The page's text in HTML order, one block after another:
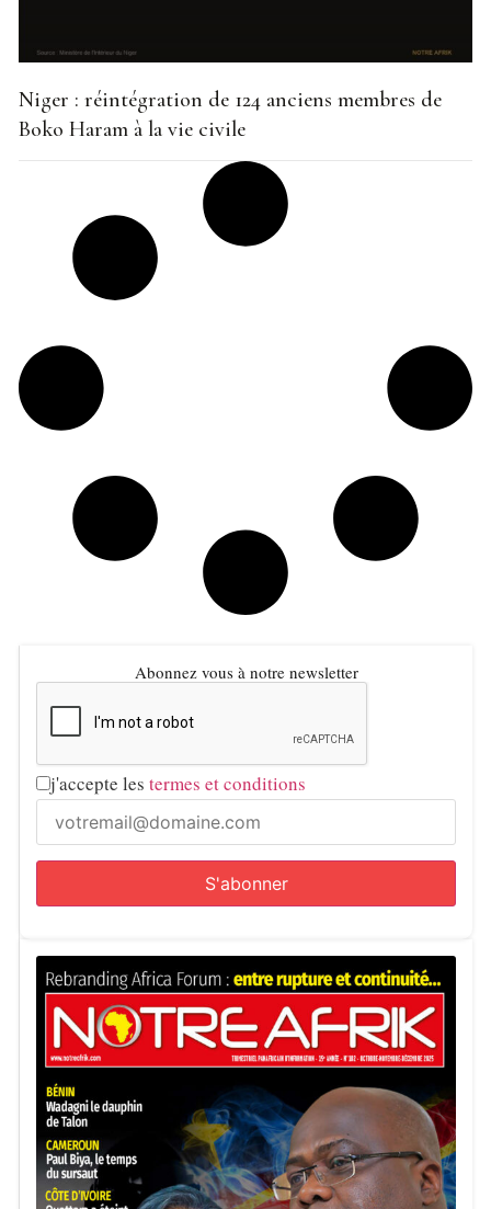
Niger : réintégration de 124 anciens membres de
Boko Haram à la vie civile
Abonnez vous à notre newsletter
j'accepte les termes et conditions